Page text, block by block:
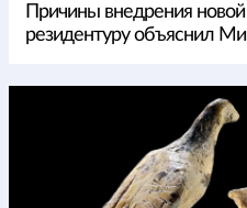
Причины внедрения
резидентуру объяснил